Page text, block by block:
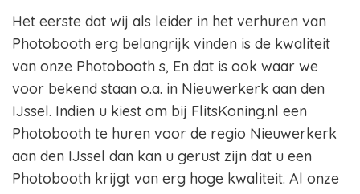
Het eerste dat wij als leider in het verhuren van
Photobooth erg belangrijk vinden is de kwaliteit
van onze Photobooth s, En dat is ook waar we
voor bekend staan o.a. in Nieuwerkerk aan den
IJssel. Indien u kiest om bij FlitsKoning.nl een
Photobooth te huren voor de regio Nieuwerkerk
aan den IJssel dan kan u gerust zijn dat u een
Photobooth krijgt van erg hoge kwaliteit. Al onze